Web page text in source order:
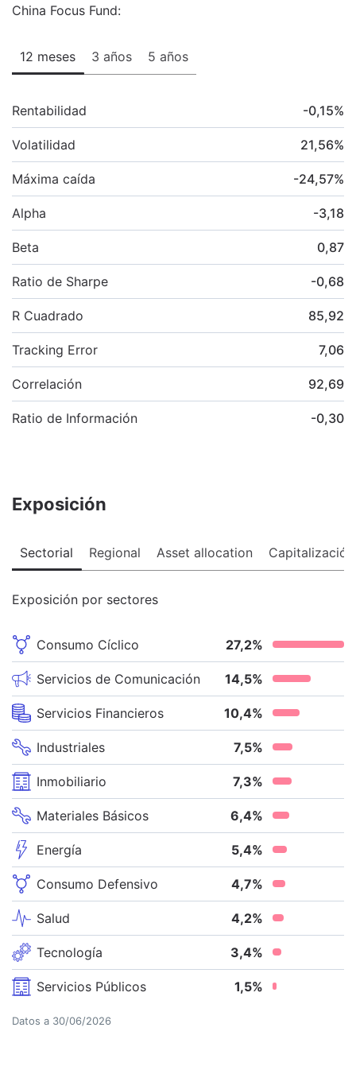
China Focus Fund:
12 meses 3 años 5 años
Rentabilidad -0,15%
Volatilidad 21,56%
Máxima caída -24,57%
Alpha -3,18
Beta 0,87
Ratio de Sharpe -0,68
R Cuadrado 85,92
Tracking Error 7,06
Correlación 92,69
Ratio de Información -0,30
Exposición
Sectorial Regional Asset allocation Capitalización
Exposición por sectores
Consumo Cíclico 27,2%
Servicios de Comunicación 14,5%
Servicios Financieros 10,4%
Industriales 7,5%
Inmobiliario 7,3%
Materiales Básicos 6,4%
Energía 5,4%
Consumo Defensivo 4,7%
Salud 4,2%
Tecnología 3,4%
Servicios Públicos 1,5%
Datos a 30/06/2026